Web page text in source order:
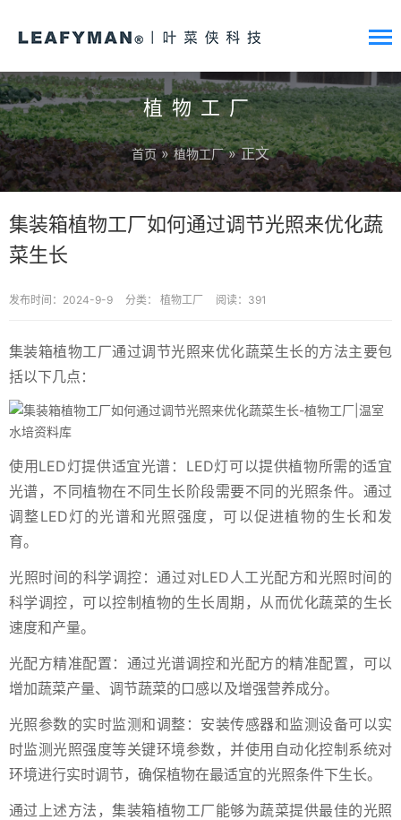
植物工厂
首页 »植物工厂» 正文
集装箱植物工厂如何通过调节光照来优化蔬
菜生长
发布时间：2024-9-9 分类： 植物工厂 阅读：391
集装箱植物工厂通过调节光照来优化蔬菜生长的方法主要包
括以下几点：
使用LED灯提供适宜光谱：LED灯可以提供植物所需的适宜
光谱，不同植物在不同生长阶段需要不同的光照条件。通过
调整LED灯的光谱和光照强度，可以促进植物的生长和发
育。
光照时间的科学调控：通过对LED人工光配方和光照时间的
科学调控，可以控制植物的生长周期，从而优化蔬菜的生长
速度和产量。
光配方精准配置：通过光谱调控和光配方的精准配置，可以
增加蔬菜产量、调节蔬菜的口感以及增强营养成分。
光照参数的实时监测和调整：安装传感器和监测设备可以实
时监测光照强度等关键环境参数，并使用自动化控制系统对
环境进行实时调节，确保植物在最适宜的光照条件下生长。
通过上述方法，集装箱植物工厂能够为蔬菜提供最佳的光照